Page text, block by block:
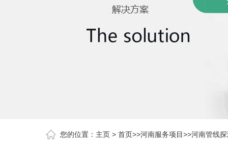
您的位置： 主页 > 首页>>河南服务项目>>河南管线